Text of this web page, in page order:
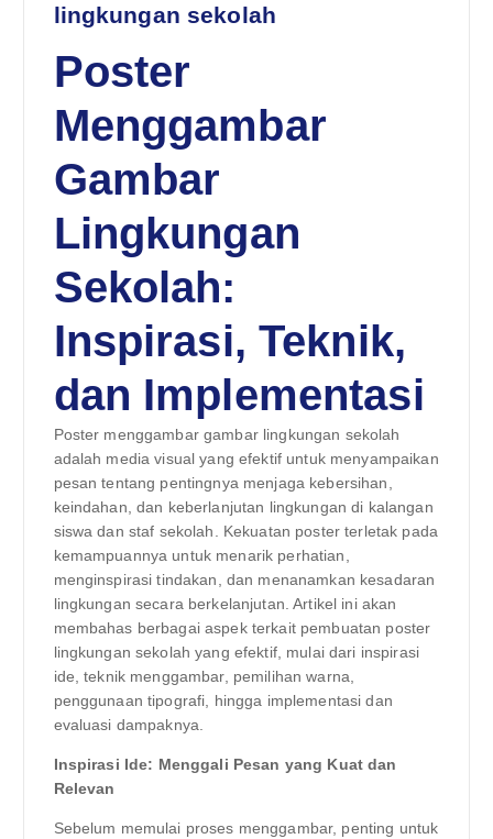
lingkungan sekolah
Poster
Menggambar
Gambar
Lingkungan
Sekolah:
Inspirasi, Teknik,
dan Implementasi
Poster menggambar gambar lingkungan sekolah
adalah media visual yang efektif untuk menyampaikan
pesan tentang pentingnya menjaga kebersihan,
keindahan, dan keberlanjutan lingkungan di kalangan
siswa dan staf sekolah. Kekuatan poster terletak pada
kemampuannya untuk menarik perhatian,
menginspirasi tindakan, dan menanamkan kesadaran
lingkungan secara berkelanjutan. Artikel ini akan
membahas berbagai aspek terkait pembuatan poster
lingkungan sekolah yang efektif, mulai dari inspirasi
ide, teknik menggambar, pemilihan warna,
penggunaan tipografi, hingga implementasi dan
evaluasi dampaknya.
Inspirasi Ide: Menggali Pesan yang Kuat dan
Relevan
Sebelum memulai proses menggambar, penting untuk